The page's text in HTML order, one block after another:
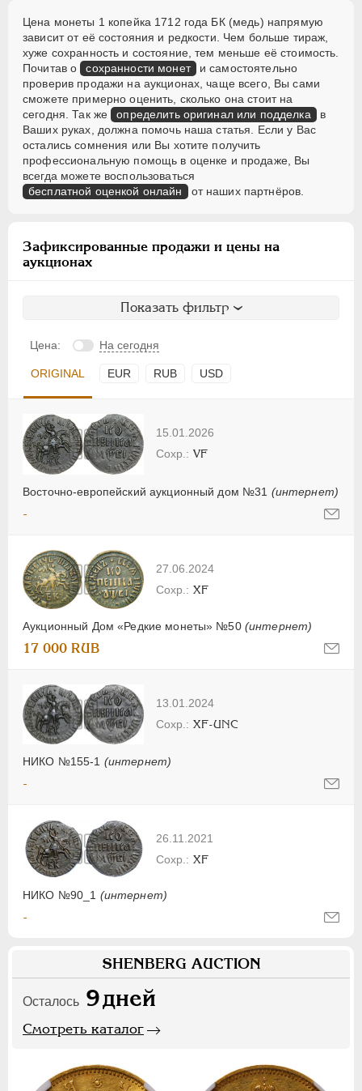
Цена монеты 1 копейка 1712 года БК (медь) напрямую
зависит от её состояния и редкости. Чем больше тираж,
хуже сохранность и состояние, тем меньше её стоимость.
Почитав о сохранности монет и самостоятельно
проверив продажи на аукционах, чаще всего, Вы сами
сможете примерно оценить, сколько она стоит на
сегодня. Так же определить оригинал или подделка в
Ваших руках, должна помочь наша статья. Если у Вас
остались сомнения или Вы хотите получить
профессиональную помощь в оценке и продаже, Вы
всегда можете воспользоваться
бесплатной оценкой онлайн от наших партнёров.
Зафиксированные продажи и цены на
аукционах
Показать фильтр
Цена: На сегодня
ORIGINAL EUR RUB USD
15.01.2026
Восточно-европейский аукционный дом №31 (интернет)
VF
-
27.06.2024
Аукционный Дом «Редкие монеты» №50 (интернет)
XF
17 000 RUB
13.01.2024
НИКО №155-1 (интернет)
XF-UNC
-
26.11.2021
НИКО №90_1 (интернет)
XF
-
SHENBERG AUCTION
Осталось 9дней
Смотреть каталог